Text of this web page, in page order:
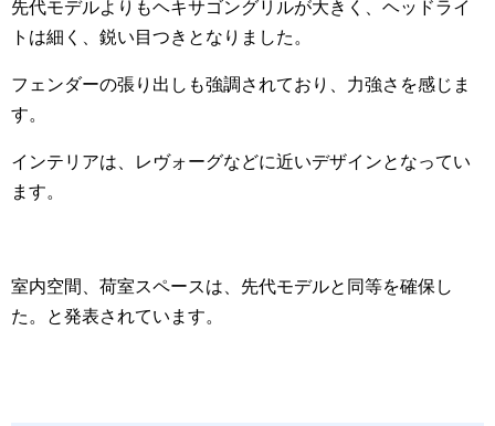
先代モデルよりもヘキサゴングリルが大きく、ヘッドライ
トは細く、鋭い目つきとなりました。
フェンダーの張り出しも強調されており、力強さを感じま
す。
インテリアは、レヴォーグなどに近いデザインとなってい
ます。
室内空間、荷室スペースは、先代モデルと同等を確保し
た。と発表されています。